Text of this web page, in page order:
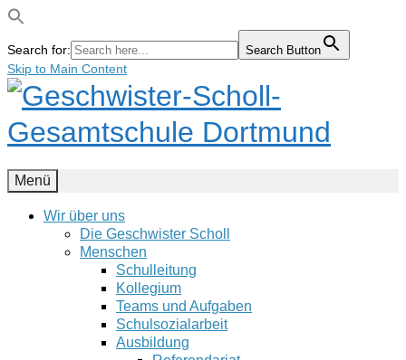
Search for: Search Button
Skip to Main Content
Menü
Wir über uns
Die Geschwister Scholl
Menschen
Schulleitung
Kollegium
Teams und Aufgaben
Schulsozialarbeit
Ausbildung